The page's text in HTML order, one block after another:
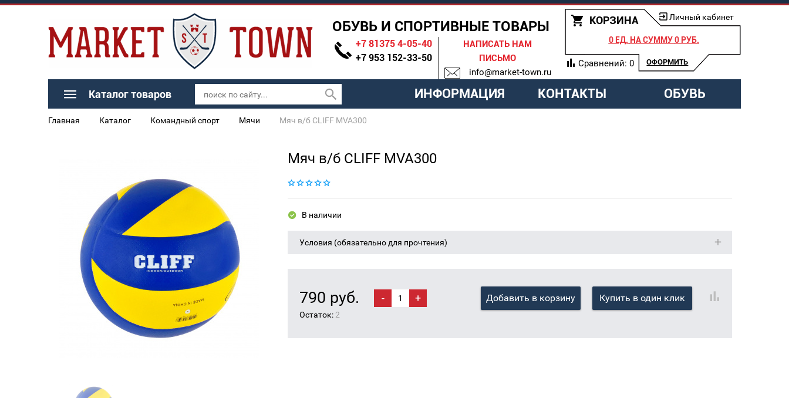
ОБУВЬ И СПОРТИВНЫЕ ТОВАРЫ
+7 81375 4-05-40
+7 953 152-33-50
НАПИСАТЬ НАМ
ПИСЬМО
info@market-town.ru
КОРЗИНА Личный кабинет
0 ЕД. НА СУММУ0 РУБ.
ОФОРМИТЬ
Сравнений: 0
Каталог товаров ИНФОРМАЦИЯ КОНТАКТЫ ОБУВЬ
Главная Каталог Командный спорт Мячи Мяч в/б CLIFF MVA300
Мяч в/б CLIFF MVA300
В наличии
Условия (обязательно для прочтения)
790 руб.
Остаток: 2
- + Добавить в корзину Купить в один клик